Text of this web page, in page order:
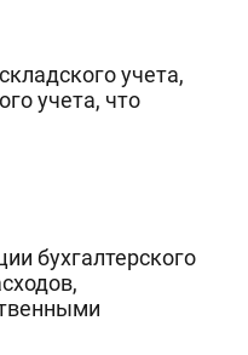
учета,
учета, что
бухгалтерского